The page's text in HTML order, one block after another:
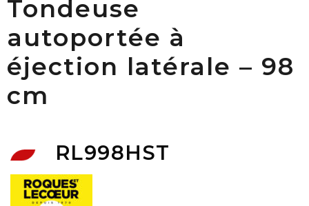
Tondeuse
autoportée à
éjection latérale – 98
cm
RL998HST